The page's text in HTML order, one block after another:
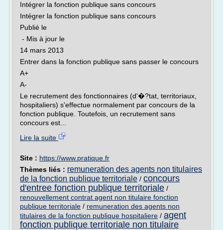
Intégrer la fonction publique sans concours
Intégrer la fonction publique sans concours
Publié le
- Mis à jour le
14 mars 2013
Entrer dans la fonction publique sans passer le concours
A+
A-
Le recrutement des fonctionnaires (d'�?tat, territoriaux,
hospitaliers) s'effectue normalement par concours de la
fonction publique. Toutefois, un recrutement sans
concours est...
Lire la suite
Site : https://www.pratique.fr
Thèmes liés : remuneration des agents non titulaires
de la fonction publique territoriale / concours
d'entree fonction publique territoriale /
renouvellement contrat agent non titulaire fonction
publique territoriale / remuneration des agents non
titulaires de la fonction publique hospitaliere / agent
fonction publique territoriale non titulaire